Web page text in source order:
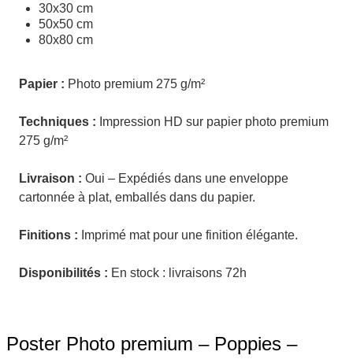
30x30 cm
50x50 cm
80x80 cm
Papier : Photo premium 275 g/m²
Techniques : Impression HD sur papier photo premium
275 g/m²
Livraison : Oui – Expédiés dans une enveloppe
cartonnée à plat, emballés dans du papier.
Finitions : Imprimé mat pour une finition élégante.
Disponibilités : En stock : livraisons 72h
Poster Photo premium – Poppies –